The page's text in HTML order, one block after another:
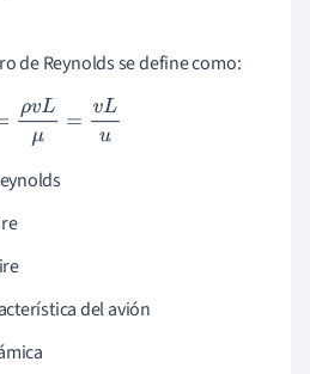
de Reynolds se define como:
e =ρvLμ= vL u
del avión